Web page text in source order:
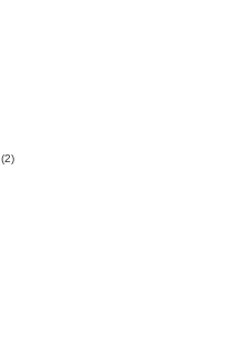
(2)